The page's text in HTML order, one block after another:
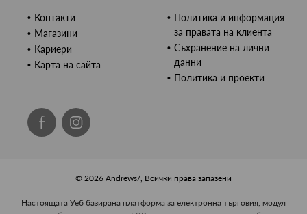
Контакти
Магазини
Кариери
Карта на сайта
Политика и информация
за правата на клиента
Съхранение на лични
данни
Политика и проекти
© 2026 Andrews/, Всички права запазени
Настоящата Уеб базирана платформа за електронна търговия, модул